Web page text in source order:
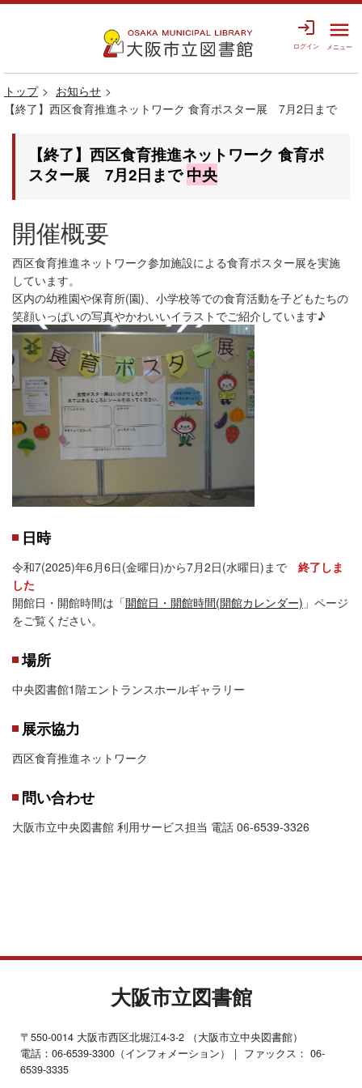
login
ログイン
menu
メニュー
トップ
お知らせ
【終了】西区食育推進ネットワーク 食育ポスター展 7月2日まで
【終了】西区食育推進ネットワーク 食育ポ
スター展 7月2日まで中央
開催概要
西区食育推進ネットワーク参加施設による食育ポスター展を実施
しています。
区内の幼稚園や保育所(園)、小学校等での食育活動を子どもたちの
笑顔いっぱいの写真やかわいいイラストでご紹介しています♪
日時
令和7(2025)年6月6日(金曜日)から7月2日(水曜日)まで 終了しま
した
開館日・開館時間は「開館日・開館時間(開館カレンダー) 」ページ
をご覧ください。
場所
中央図書館1階エントランスホールギャラリー
展示協力
西区食育推進ネットワーク
問い合わせ
大阪市立中央図書館 利用サービス担当 電話 06-6539-3326
大阪市立図書館
〒550-0014 大阪市西区北堀江4-3-2 （大阪市立中央図書館）
電話：06-6539-3300（インフォメーション）｜ ファックス： 06-
6539-3335